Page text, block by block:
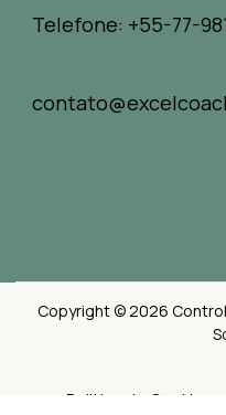
Telefone: +55-77-
Copyright © 2026
Politica de Cookies e